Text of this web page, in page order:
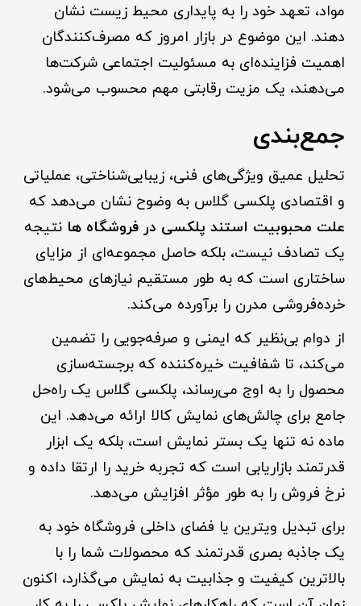
مواد، تعهد خود را به پایداری محیط زیست نشان
دهند. این موضوع در بازار امروز که مصرف‌کنندگان
اهمیت فزاینده‌ای به مسئولیت اجتماعی شرکت‌ها
می‌دهند، یک مزیت رقابتی مهم محسوب می‌شود.
جمع‌بندی
تحلیل عمیق ویژگی‌های فنی، زیبایی‌شناختی، عملیاتی
و اقتصادی پلکسی گلاس به وضوح نشان می‌دهد که
علت محبوبیت استند پلکسی در فروشگاه ها نتیجه
یک تصادف نیست، بلکه حاصل مجموعه‌ای از مزایای
ساختاری است که به طور مستقیم نیازهای محیط‌های
خرده‌فروشی مدرن را برآورده می‌کند.
از دوام بی‌نظیر که ایمنی و صرفه‌جویی را تضمین
می‌کند، تا شفافیت خیره‌کننده که برجسته‌سازی
محصول را به اوج می‌رساند، پلکسی گلاس یک راه‌حل
جامع برای چالش‌های نمایش کالا ارائه می‌دهد. این
ماده نه تنها یک بستر نمایش است، بلکه یک ابزار
قدرتمند بازاریابی است که تجربه خرید را ارتقا داده و
نرخ فروش را به طور مؤثر افزایش می‌دهد.
برای تبدیل ویترین یا فضای داخلی فروشگاه خود به
یک جاذبه بصری قدرتمند که محصولات شما را با
بالاترین کیفیت و جذابیت به نمایش می‌گذارد، اکنون